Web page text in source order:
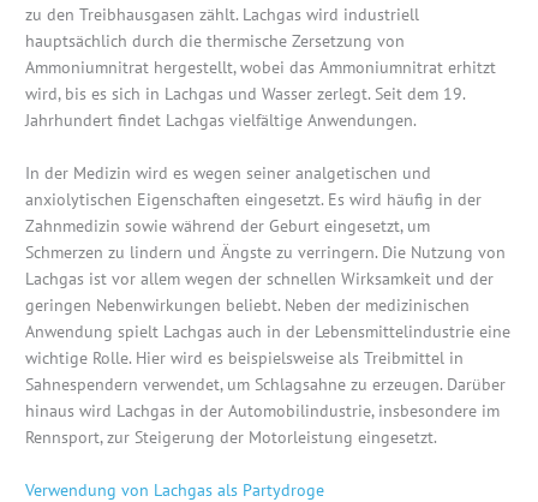
zu den Treibhausgasen zählt. Lachgas wird industriell
hauptsächlich durch die thermische Zersetzung von
Ammoniumnitrat hergestellt, wobei das Ammoniumnitrat erhitzt
wird, bis es sich in Lachgas und Wasser zerlegt. Seit dem 19.
Jahrhundert findet Lachgas vielfältige Anwendungen.
In der Medizin wird es wegen seiner analgetischen und
anxiolytischen Eigenschaften eingesetzt. Es wird häufig in der
Zahnmedizin sowie während der Geburt eingesetzt, um
Schmerzen zu lindern und Ängste zu verringern. Die Nutzung von
Lachgas ist vor allem wegen der schnellen Wirksamkeit und der
geringen Nebenwirkungen beliebt. Neben der medizinischen
Anwendung spielt Lachgas auch in der Lebensmittelindustrie eine
wichtige Rolle. Hier wird es beispielsweise als Treibmittel in
Sahnespendern verwendet, um Schlagsahne zu erzeugen. Darüber
hinaus wird Lachgas in der Automobilindustrie, insbesondere im
Rennsport, zur Steigerung der Motorleistung eingesetzt.
Verwendung von Lachgas als Partydroge